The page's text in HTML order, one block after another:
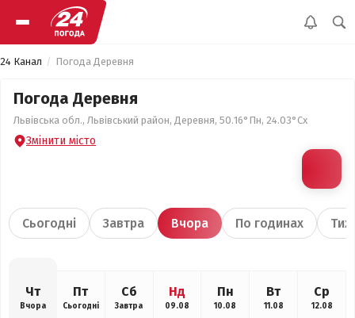
24 Канал Погода Деревня
Погода Деревня
Львівська обл., Львівський район, Деревня, 50.16°Пн, 24.03°Сх
Змінити місто
Сьогодні Завтра Вчора По годинах
Чт
Вчора
Пт
Сьогодні
Сб
Завтра
Нд
09.08
Пн
10.08
Вт
11.08
Ср
12.08